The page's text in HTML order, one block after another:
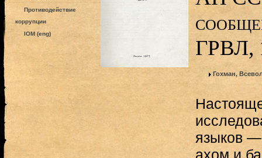
Противодействие
коррупции
IOM (eng)
ГРВЛ,
Гохман,
языков —
ахом и